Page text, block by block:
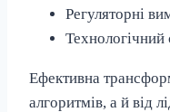
Регуляторні
Технологічний
Ефективна
алгоритмів, а й від